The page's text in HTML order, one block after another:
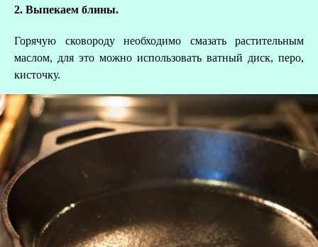
2. Выпекаем блины.
Горячую сковороду необходимо смазать растительным
маслом, для это можно использовать ватный диск, перо,
кисточку.